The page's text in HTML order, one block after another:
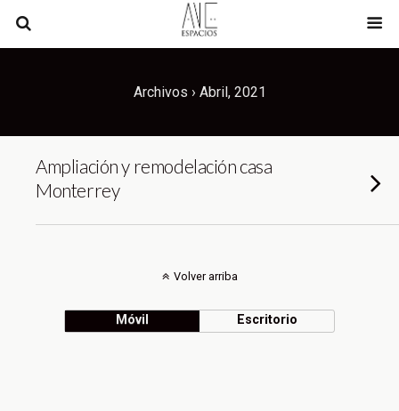
Archivos › Abril, 2021
Ampliación y remodelación casa
Monterrey
Volver arriba
Móvil Escritorio